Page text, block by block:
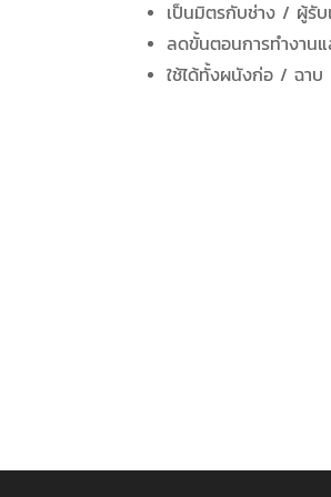
เป็นมิตรกับช่าง / ผู้รับ
ลดขั้นตอนการทำงาน
ใช้ได้ทั้งผนังก่อ / ฉาบ